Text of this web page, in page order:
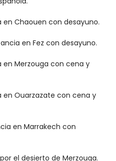
en Chaouen con desayuno.
en Fez con desayuno.
en Merzouga con cena y
en Ouarzazate con cena y
en Marrakech con
el desierto de Merzouga.